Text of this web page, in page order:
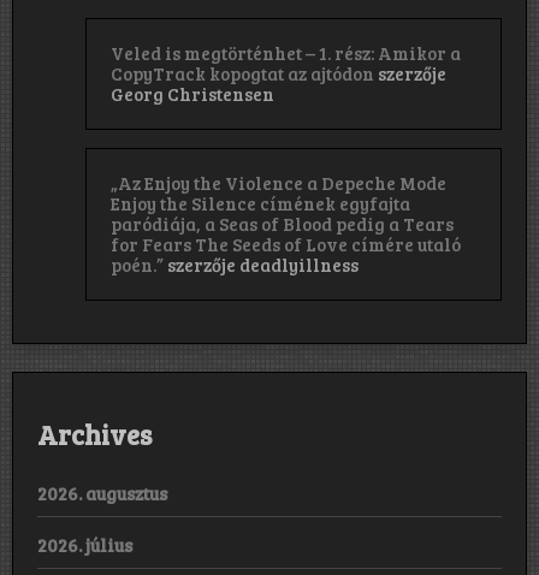
Veled is megtörténhet – 1. rész: Amikor a
CopyTrack kopogtat az ajtódon szerzője
Georg Christensen
„Az Enjoy the Violence a Depeche Mode
Enjoy the Silence címének egyfajta
paródiája, a Seas of Blood pedig a Tears
for Fears The Seeds of Love címére utaló
poén.” szerzője deadlyillness
Archives
2026. augusztus
2026. július